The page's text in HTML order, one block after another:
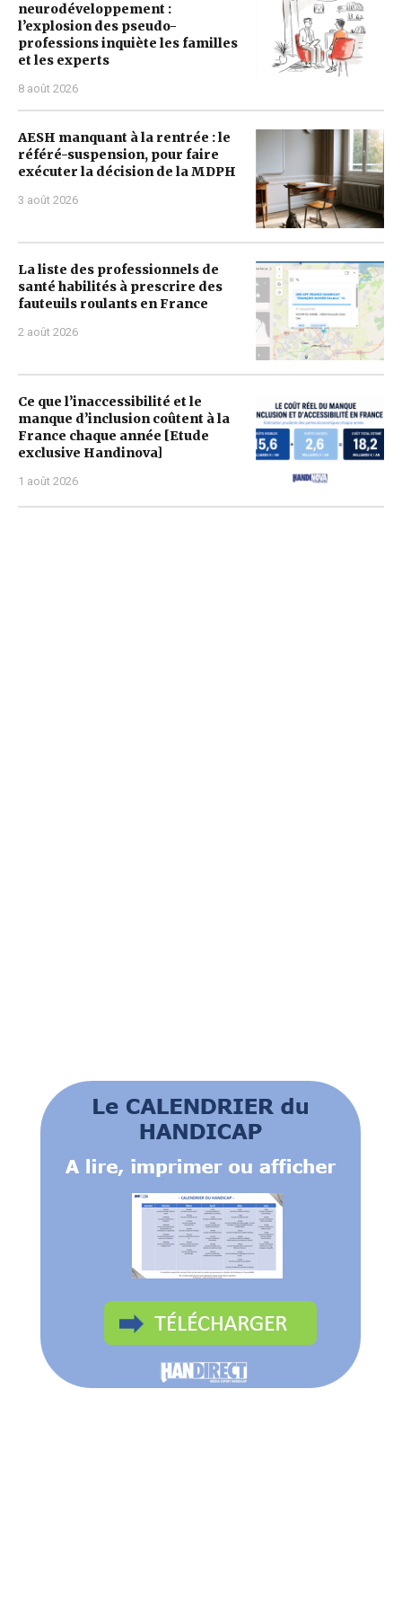
neurodéveloppement :
l’explosion des pseudo-
professions inquiète les familles
et les experts
8 août 2026
AESH manquant à la rentrée : le
référé-suspension, pour faire
exécuter la décision de la MDPH
3 août 2026
La liste des professionnels de
santé habilités à prescrire des
fauteuils roulants en France
2 août 2026
Ce que l’inaccessibilité et le
manque d’inclusion coûtent à la
France chaque année [Etude
exclusive Handinova]
1 août 2026